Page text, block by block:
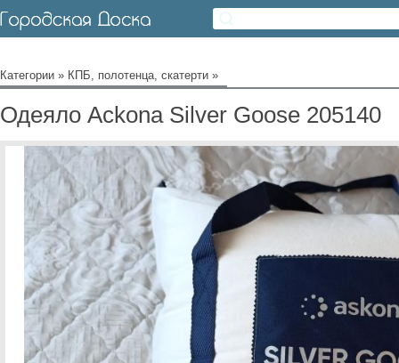
Категории » КПБ, полотенца, скатерти »
Одеяло Ackona Silver Goose 205140